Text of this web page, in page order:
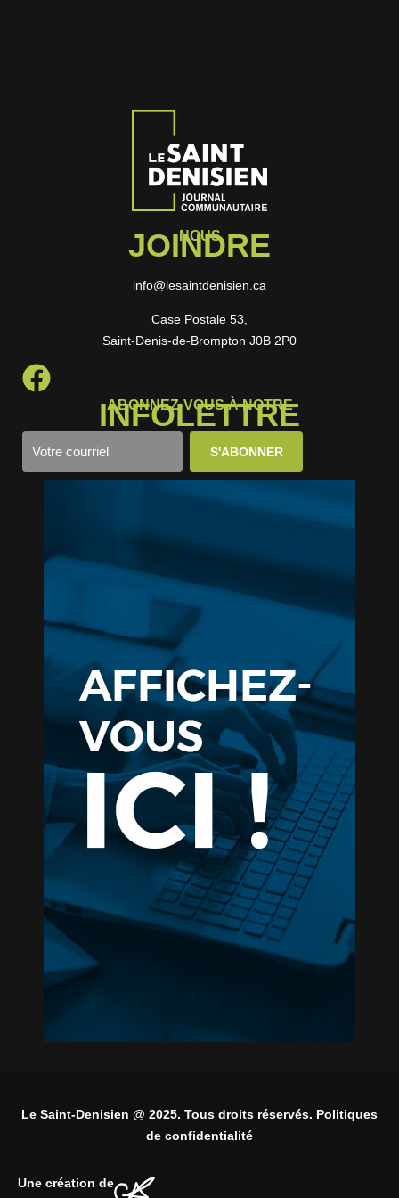
NOUS
JOINDRE
info@lesaintdenisien.ca
Case Postale 53,
Saint-Denis-de-Brompton J0B 2P0
ABONNEZ-VOUS À NOTRE
INFOLETTRE
Le Saint-Denisien @ 2025. Tous droits réservés. Politiques
de confidentialité
Une création de